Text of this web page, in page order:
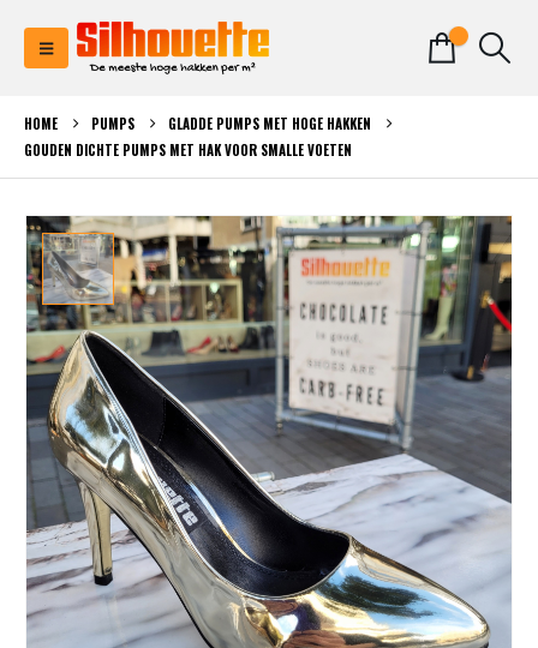
HOME PUMPS
GLADDE PUMPS MET HOGE HAKKEN
GOUDEN DICHTE PUMPS MET HAK VOOR SMALLE VOETEN